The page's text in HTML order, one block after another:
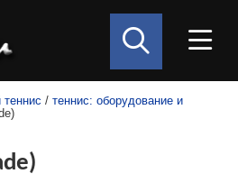
/ теннис: оборудование и